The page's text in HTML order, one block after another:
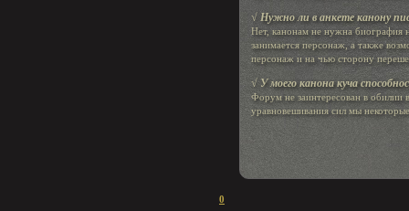
√ Нужно ли в анкете канону
Нет, канонам не нужна биография
занимается персонаж, а также
персонаж и на чью сторону
√ У моего канона куча
Форум не заинтересован в обилии
уравновешивания сил мы
0